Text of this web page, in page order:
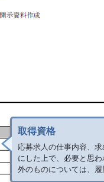
取得資格
応募求人の仕事内容、
にした上で、必要と思
外のものについては、履